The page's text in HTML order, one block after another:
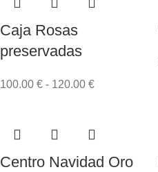
Caja Rosas
preservadas
100.00 € - 120.00 €
Centro Navidad Oro